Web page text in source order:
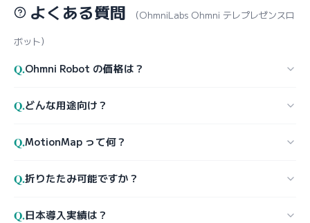
よくある質問
（OhmniLabs Ohmni テレプレゼンスロ
ボット）
Q.Ohmni Robot の価格は？
Q.どんな用途向け？
Q.MotionMap って何？
Q.折りたたみ可能ですか？
Q.日本導入実績は？